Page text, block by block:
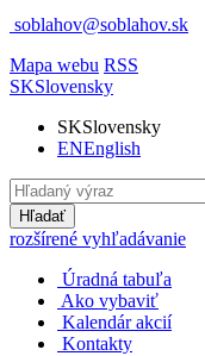
soblahov@soblahov.sk
Mapa webu RSS
SKSlovensky
SKSlovensky
ENEnglish
Hľadať
rozšírené vyhľadávanie
Úradná tabuľa
Ako vybaviť
Kalendár akcií
Kontakty